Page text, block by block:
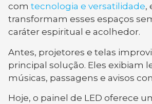
com tecnologia e versatilidade,
transformam esses espaços
caráter espiritual e acolhedor.
Antes, projetores e telas
principal solução. Eles exibiam
músicas, passagens e avisos
Hoje, o painel de LED oferece